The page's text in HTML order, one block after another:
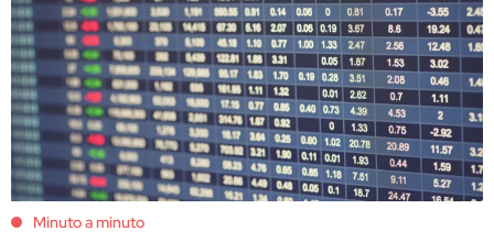
Minuto a minuto